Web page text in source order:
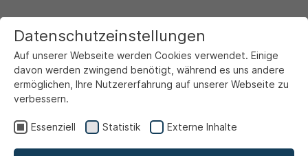
Datenschutzeinstellungen
Auf unserer Webseite werden Cookies verwendet. Einige
davon werden zwingend benötigt, während es uns andere
ermöglichen, Ihre Nutzererfahrung auf unserer Webseite zu
verbessern.
Essenziell Statistik Externe Inhalte